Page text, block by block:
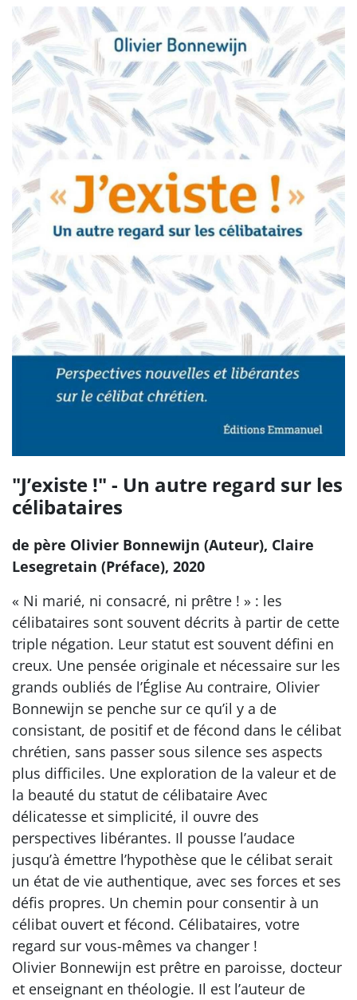
"J’existe !" - Un autre regard sur les
célibataires
de père Olivier Bonnewijn (Auteur), Claire
Lesegretain (Préface), 2020
« Ni marié, ni consacré, ni prêtre ! » : les
célibataires sont souvent décrits à partir de cette
triple négation. Leur statut est souvent défini en
creux. Une pensée originale et nécessaire sur les
grands oubliés de l’Église Au contraire, Olivier
Bonnewijn se penche sur ce qu’il y a de
consistant, de positif et de fécond dans le célibat
chrétien, sans passer sous silence ses aspects
plus difficiles. Une exploration de la valeur et de
la beauté du statut de célibataire Avec
délicatesse et simplicité, il ouvre des
perspectives libérantes. Il pousse l’audace
jusqu’à émettre l’hypothèse que le célibat serait
un état de vie authentique, avec ses forces et ses
défis propres. Un chemin pour consentir à un
célibat ouvert et fécond. Célibataires, votre
regard sur vous-mêmes va changer !
Olivier Bonnewijn est prêtre en paroisse, docteur
et enseignant en théologie. Il est l’auteur de